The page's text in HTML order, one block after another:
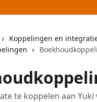
Koppelingen en
te koppelen aan